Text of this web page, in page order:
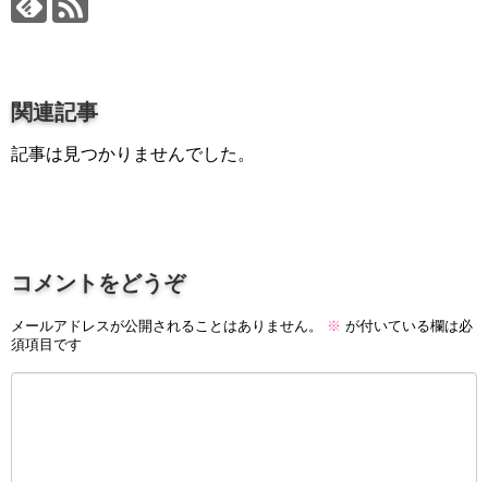
関連記事
記事は見つかりませんでした。
コメントをどうぞ
メールアドレスが公開されることはありません。 ※ が付いている欄は必
須項目です
音楽で活躍したい
音楽家を目指す人の為のコラム
ギターのサブスクを比較